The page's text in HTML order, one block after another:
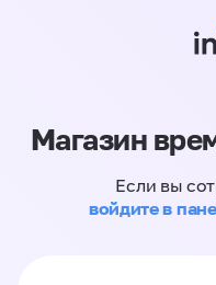
Магазин
Если вы
войдите в